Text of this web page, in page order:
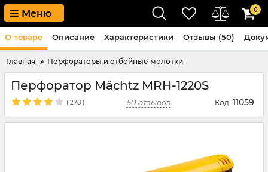
Меню 0
Главная Перфораторы и отбойные молотки
Перфоратор Mächtz MRH-1220S
( 278 ) 50 отзывов Код: 11059
О товаре Описание Характеристики Отзывы (50)